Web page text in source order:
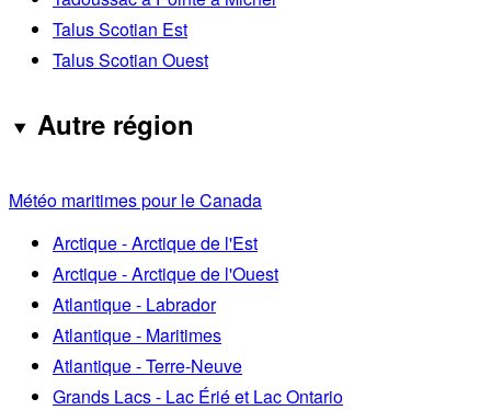
Talus Scotian Est
Talus Scotian Ouest
Autre région
Météo maritimes pour le Canada
Arctique - Arctique de l'Est
Arctique - Arctique de l'Ouest
Atlantique - Labrador
Atlantique - Maritimes
Atlantique - Terre-Neuve
Grands Lacs - Lac Érié et Lac Ontario